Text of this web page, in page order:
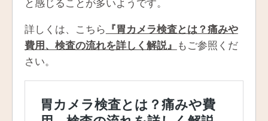
と感じることが多いようです。
詳しくは、こちら 『胃カメラ検査とは？痛みや
費用、検査の流れを詳しく解説』 もご参照くだ
さい。